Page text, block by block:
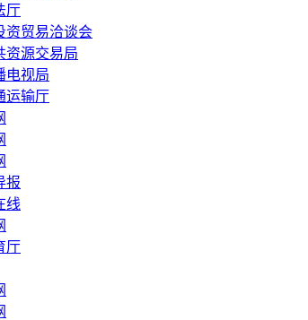
厅
资贸易洽谈会
资源交易局
电视局
运输厅
报
线
厅